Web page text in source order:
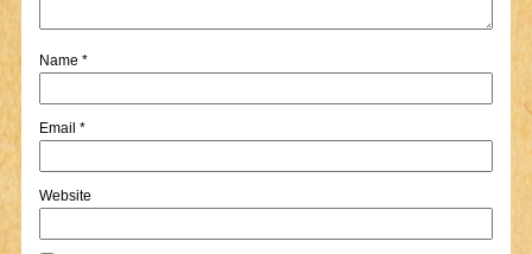
Name *
Email *
Website